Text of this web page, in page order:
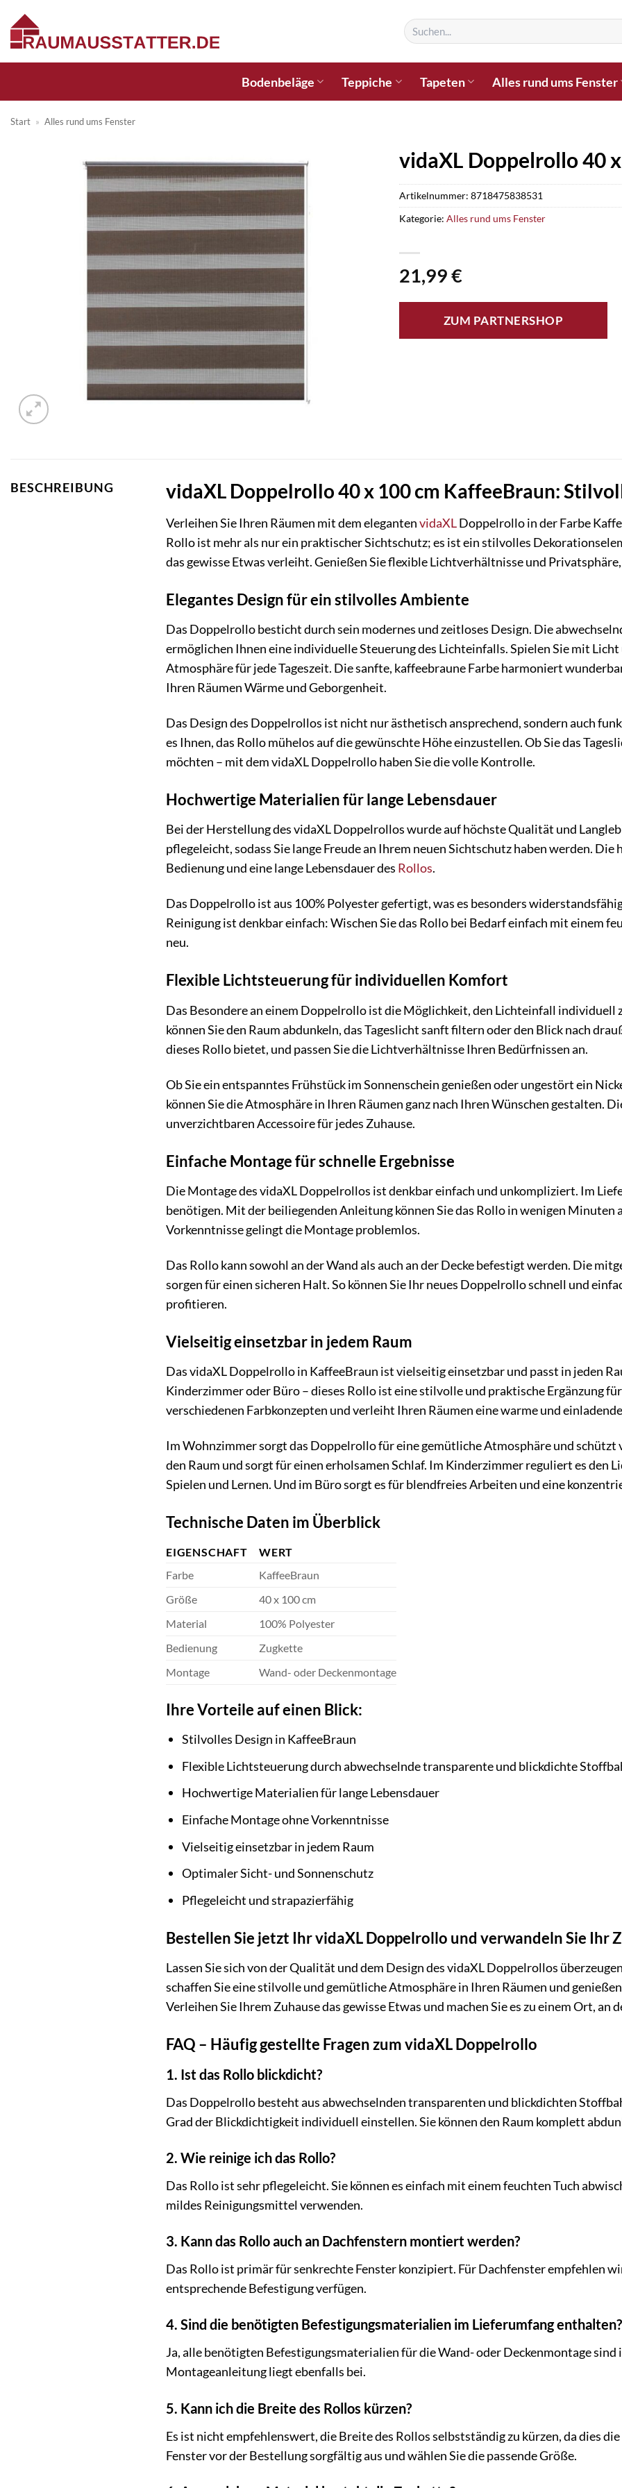
Inhalt
springen
Suchen
nach:
Bodenbeläge Teppiche Tapeten Alles rund ums Fenster
Start » Alles rund ums Fenster
vidaXL Doppelrollo 40
21,99€
ZUM PARTNERSHOP
Artikelnummer: 8718475838531
Kategorie: Alles rund ums Fenster
BESCHREIBUNG vidaXL Doppelrollo 40 x 100 cm KaffeeBraun:
Verleihen Sie Ihren Räumen mit dem elegantenvidaXLDoppelrollo in der Farbe
Rollo ist mehr als nur ein praktischer Sichtschutz; es ist ein stilvolles
das gewisse Etwas verleiht. Genießen Sie flexible Lichtverhältnisse und
Elegantes Design für ein stilvolles Ambiente
Das Doppelrollo besticht durch sein modernes und zeitloses Design. Die
ermöglichen Ihnen eine individuelle Steuerung des Lichteinfalls. Spielen Sie mit
Atmosphäre für jede Tageszeit. Die sanfte, kaffeebraune Farbe harmoniert
Ihren Räumen Wärme und Geborgenheit.
Das Design des Doppelrollos ist nicht nur ästhetisch ansprechend, sondern auch
es Ihnen, das Rollo mühelos auf die gewünschte Höhe einzustellen. Ob Sie das
möchten – mit dem vidaXL Doppelrollo haben Sie die volle Kontrolle.
Hochwertige Materialien für lange Lebensdauer
Bei der Herstellung des vidaXL Doppelrollos wurde auf höchste Qualität und
pflegeleicht, sodass Sie lange Freude an Ihrem neuen Sichtschutz haben werden.
Bedienung und eine lange Lebensdauer des Rollos.
Das Doppelrollo ist aus 100% Polyester gefertigt, was es besonders
Reinigung ist denkbar einfach: Wischen Sie das Rollo bei Bedarf einfach mit einem
neu.
Flexible Lichtsteuerung für individuellen Komfort
Das Besondere an einem Doppelrollo ist die Möglichkeit, den Lichteinfall individuell
können Sie den Raum abdunkeln, das Tageslicht sanft filtern oder den Blick nach
dieses Rollo bietet, und passen Sie die Lichtverhältnisse Ihren Bedürfnissen an.
Ob Sie ein entspanntes Frühstück im Sonnenschein genießen oder ungestört ein
können Sie die Atmosphäre in Ihren Räumen ganz nach Ihren Wünschen gestalten.
unverzichtbaren Accessoire für jedes Zuhause.
Einfache Montage für schnelle Ergebnisse
Die Montage des vidaXL Doppelrollos ist denkbar einfach und unkompliziert. Im
benötigen. Mit der beiliegenden Anleitung können Sie das Rollo in wenigen
Vorkenntnisse gelingt die Montage problemlos.
Das Rollo kann sowohl an der Wand als auch an der Decke befestigt werden. Die
sorgen für einen sicheren Halt. So können Sie Ihr neues Doppelrollo schnell und
profitieren.
Vielseitig einsetzbar in jedem Raum
Das vidaXL Doppelrollo in KaffeeBraun ist vielseitig einsetzbar und passt in jeden
Kinderzimmer oder Büro – dieses Rollo ist eine stilvolle und praktische Ergänzung
verschiedenen Farbkonzepten und verleiht Ihren Räumen eine warme und
Im Wohnzimmer sorgt das Doppelrollo für eine gemütliche Atmosphäre und schützt
den Raum und sorgt für einen erholsamen Schlaf. Im Kinderzimmer reguliert es den
Spielen und Lernen. Und im Büro sorgt es für blendfreies Arbeiten und eine
Technische Daten im Überblick
EIGENSCHAFT
WERT
Farbe
KaffeeBraun
Größe
40 x 100 cm
Material
100% Polyester
Bedienung
Zugkette
Montage
Wand- oder Deckenmontage
Ihre Vorteile auf einen Blick:
Stilvolles Design in KaffeeBraun
Flexible Lichtsteuerung durch abwechselnde transparente und blickdichte
Hochwertige Materialien für lange Lebensdauer
Einfache Montage ohne Vorkenntnisse
Vielseitig einsetzbar in jedem Raum
Optimaler Sicht- und Sonnenschutz
Pflegeleicht und strapazierfähig
Bestellen Sie jetzt Ihr vidaXL Doppelrollo und verwandeln Sie Ihr
Lassen Sie sich von der Qualität und dem Design des vidaXL Doppelrollos
schaffen Sie eine stilvolle und gemütliche Atmosphäre in Ihren Räumen und
Verleihen Sie Ihrem Zuhause das gewisse Etwas und machen Sie es zu einem Ort, an
FAQ – Häufig gestellte Fragen zum vidaXL Doppelrollo
1. Ist das Rollo blickdicht?
Das Doppelrollo besteht aus abwechselnden transparenten und blickdichten
Grad der Blickdichtigkeit individuell einstellen. Sie können den Raum komplett
2. Wie reinige ich das Rollo?
Das Rollo ist sehr pflegeleicht. Sie können es einfach mit einem feuchten Tuch
mildes Reinigungsmittel verwenden.
3. Kann das Rollo auch an Dachfenstern montiert werden?
Das Rollo ist primär für senkrechte Fenster konzipiert. Für Dachfenster empfehlen
entsprechende Befestigung verfügen.
4. Sind die benötigten Befestigungsmaterialien im Lieferumfang enthalten?
Ja, alle benötigten Befestigungsmaterialien für die Wand- oder Deckenmontage
Montageanleitung liegt ebenfalls bei.
5. Kann ich die Breite des Rollos kürzen?
Es ist nicht empfehlenswert, die Breite des Rollos selbstständig zu kürzen, da dies
Fenster vor der Bestellung sorgfältig aus und wählen Sie die passende Größe.